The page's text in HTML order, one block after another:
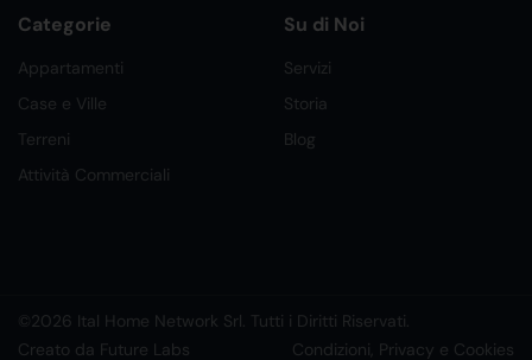
Categorie
Appartamenti
Case e Ville
Terreni
Attività Commerciali
Su di Noi
Servizi
Storia
Blog
©2026 Ital Home Network Srl. Tutti i Diritti Riservati.
Creato da Future Labs
Condizioni, Privacy e Cookies